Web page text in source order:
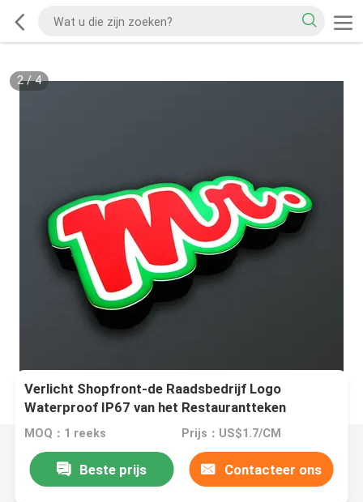
2/4
Verlicht Shopfront-de Raadsbedrijf Logo
Waterproof IP67 van het Restaurantteken
MOQ：1 reeks Prijs：US$1.7/CM
Beste prijs Contacteer ons